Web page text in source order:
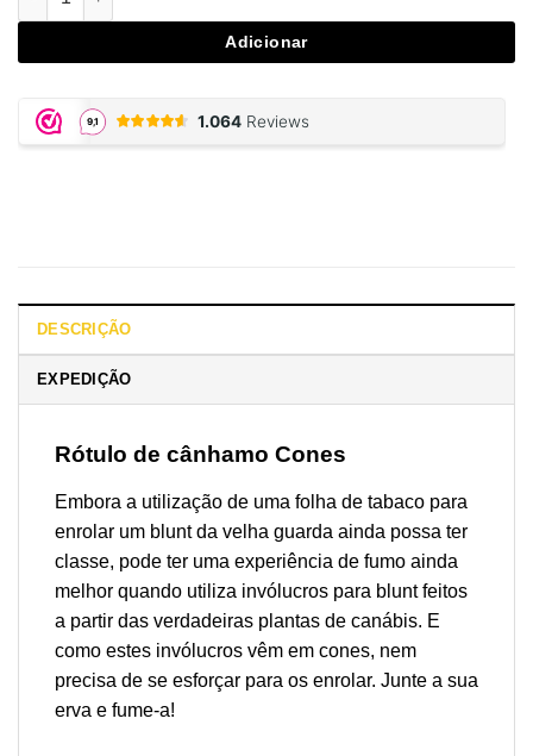
Adicionar
DESCRIÇÃO
EXPEDIÇÃO
Rótulo de cânhamo Cones
Embora a utilização de uma folha de tabaco para
enrolar um blunt da velha guarda ainda possa ter
classe, pode ter uma experiência de fumo ainda
melhor quando utiliza invólucros para blunt feitos
a partir das verdadeiras plantas de canábis. E
como estes invólucros vêm em cones, nem
precisa de se esforçar para os enrolar. Junte a sua
erva e fume-a!